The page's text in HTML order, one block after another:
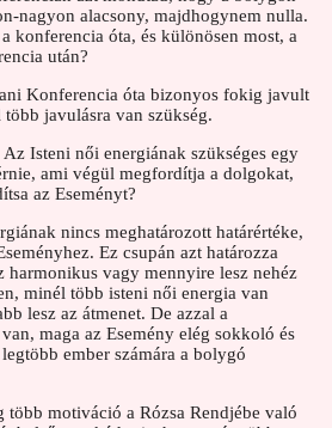
nagyon alacsony, majdhogynem nulla.
konferencia óta, és különösen most, a
után?
Konferencia óta bizonyos fokig javult
javulásra van szükség.
Isteni női energiának szükséges egy
ami végül megfordítja a dolgokat,
az Eseményt?
nincs meghatározott határértéke,
Ez csupán azt határozza
harmonikus vagy mennyire lesz nehéz
minél több isteni női energia van
lesz az átmenet. De azzal a
maga az Esemény elég sokkoló és
ember számára a bolygó
több motiváció a Rózsa Rendjébe való